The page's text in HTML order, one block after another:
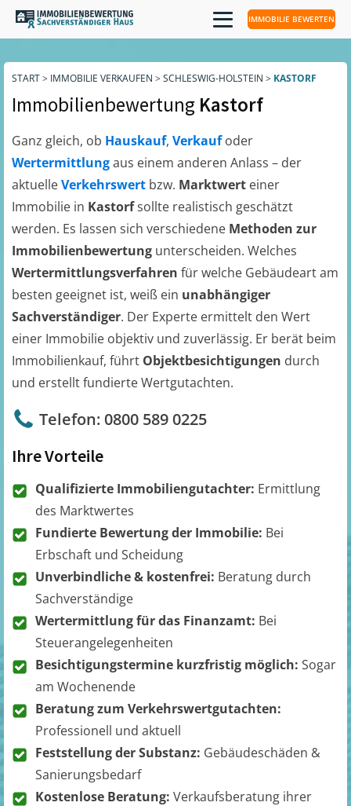
IMMOBILIE BEWERTEN
START> IMMOBILIE VERKAUFEN > SCHLESWIG-HOLSTEIN > KASTORF
Immobilienbewertung Kastorf
Ganz gleich, ob Hauskauf, Verkaufoder
Wertermittlungaus einem anderen Anlass – der
aktuelleVerkehrswert bzw. Marktwert einer
Immobilie in Kastorfsollte realistisch geschätzt
werden. Es lassen sich verschiedene Methoden zur
Immobilienbewertung unterscheiden. Welches
Wertermittlungsverfahren für welche Gebäudeart am
besten geeignet ist, weiß ein unabhängiger
Sachverständiger. Der Experte ermittelt den Wert
einer Immobilie objektiv und zuverlässig. Er berät beim
Immobilienkauf, führt Objektbesichtigungen durch
und erstellt fundierte Wertgutachten.
Telefon: 0800 589 0225
Ihre Vorteile
Qualifizierte Immobiliengutachter: Ermittlung
des Marktwertes
Fundierte Bewertung der Immobilie: Bei
Erbschaft und Scheidung
Unverbindliche & kostenfrei: Beratung durch
Sachverständige
Wertermittlung für das Finanzamt: Bei
Steuerangelegenheiten
Besichtigungstermine kurzfristig möglich: Sogar
am Wochenende
Beratung zum Verkehrswertgutachten:
Professionell und aktuell
Feststellung der Substanz: Gebäudeschäden &
Sanierungsbedarf
Kostenlose Beratung: Verkaufsberatung ihrer